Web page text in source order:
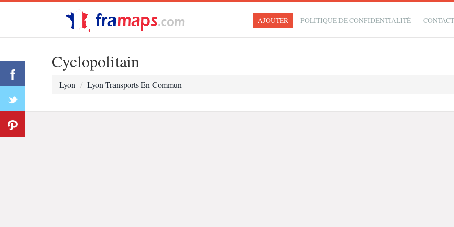
AJOUTER POLITIQUE DE CONFIDENTIALITÉ
Cyclopolitain
Lyon Lyon Transports En Commun